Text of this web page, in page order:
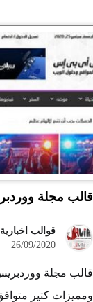
قالب مجلة
قوالب
26/09/2020
قالب مجلة
ومميزات كتير